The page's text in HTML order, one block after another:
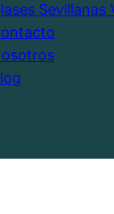
Sevillanas